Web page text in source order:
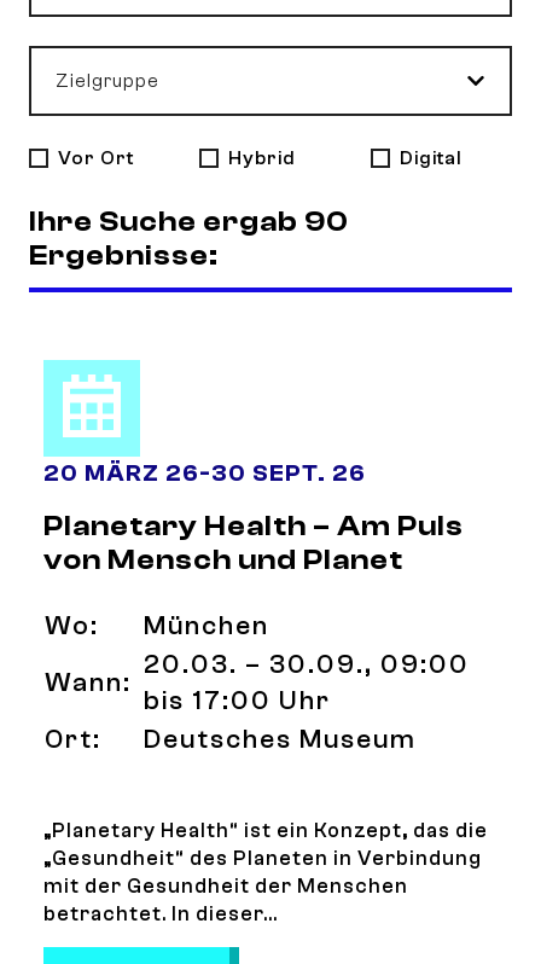
Zielgruppe
Vor Ort Hybrid Digital
Ihre Suche ergab 90
Ergebnisse:
20 MÄRZ 26-30 SEPT. 26
Planetary Health – Am Puls
von Mensch und Planet
Wo:
München
Wann:
20.03. – 30.09., 09:00
bis 17:00 Uhr
Ort:
Deutsches Museum
„Planetary Health“ ist ein Konzept, das die
„Gesundheit“ des Planeten in Verbindung
mit der Gesundheit der Menschen
betrachtet. In dieser...